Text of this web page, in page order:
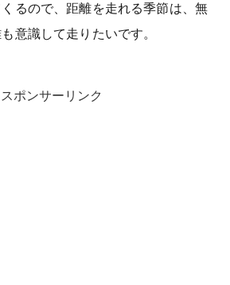
るので、距離を走れる季節は、無
意識して走りたいです。
スポンサーリンク